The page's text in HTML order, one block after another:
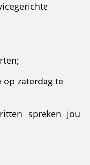
op zaterdag te
spreken jou